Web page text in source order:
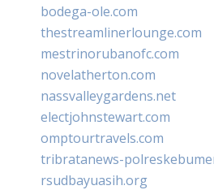
bodega-ole.com
thestreamlinerlounge.com
mestrinorubanofc.com
novelatherton.com
nassvalleygardens.net
electjohnstewart.com
omptourtravels.com
tribratanews-
rsudbayuasih.org